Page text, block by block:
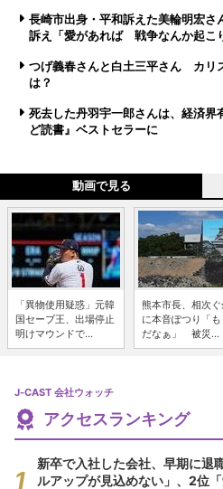
長崎市出身・平和訴えた美輪明宏
訴え「愛があれば 戦争なんか起こ
つげ義春さんと白土三平さん カリ
は？
死去した丹羽宇一郎さんは、経済
ど読書』ベストセラーに
動画で見る
「異物使用疑惑」元韓
国セーブ王、出場停止
明けマウンドで...
熊本市長、相次
に本音ぽつり「も
だなぁ」 被災...
J-CAST 会社ウォッチ
アクセスランキング
新卒で入社した会社、早期に
ルアップが見込めない」、2位